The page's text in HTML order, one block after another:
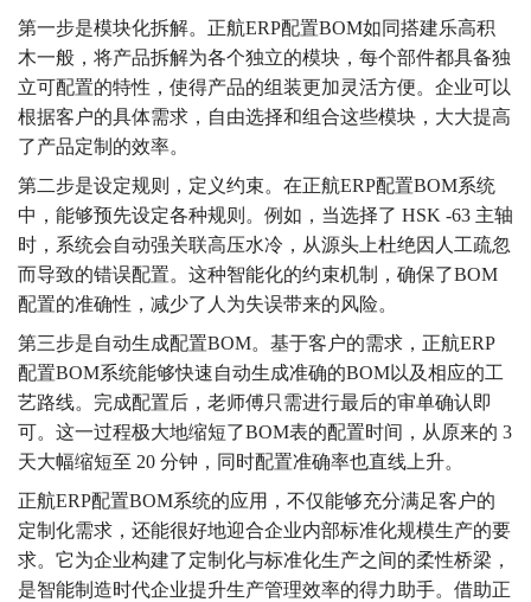
第一步是模块化拆解。正航ERP配置BOM如同搭建乐高积
木一般，将产品拆解为各个独立的模块，每个部件都具备独
立可配置的特性，使得产品的组装更加灵活方便。企业可以
根据客户的具体需求，自由选择和组合这些模块，大大提高
了产品定制的效率。
第二步是设定规则，定义约束。在正航ERP配置BOM系统
中，能够预先设定各种规则。例如，当选择了 HSK -63 主轴
时，系统会自动强关联高压水冷，从源头上杜绝因人工疏忽
而导致的错误配置。这种智能化的约束机制，确保了BOM
配置的准确性，减少了人为失误带来的风险。
第三步是自动生成配置BOM。基于客户的需求，正航ERP
配置BOM系统能够快速自动生成准确的BOM以及相应的工
艺路线。完成配置后，老师傅只需进行最后的审单确认即
可。这一过程极大地缩短了BOM表的配置时间，从原来的 3
天大幅缩短至 20 分钟，同时配置准确率也直线上升。
正航ERP配置BOM系统的应用，不仅能够充分满足客户的
定制化需求，还能很好地迎合企业内部标准化规模生产的要
求。它为企业构建了定制化与标准化生产之间的柔性桥梁，
是智能制造时代企业提升生产管理效率的得力助手。借助正